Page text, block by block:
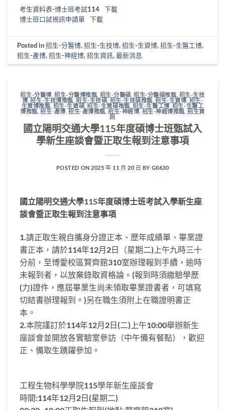
考生資料表-博士班考試114
下載
博士班口試視訊申請單
下載
Posted in招生-分醫博,招生-生技博,招生-生資博,招生-生醫工博,
招生-產博,招生-神經博,招生資訊,最新消息
招生-分醫博, 招生-分醫博推甄, 招生-分醫碩 ,招生-分醫碩推甄, 招生-生技
博,招生-生技博推甄, 招生-生技碩 招生-生技碩推甄,招生-生資博, 招生-
生資博推甄, 招生-生資碩 ,招生-生資碩推甄, 招生-生醫工博, 招生-生醫工
博推甄,招生-產博, 招生-產博推甄, 招生-神經博, 招生-神經博推甄,招生資
訊
國立陽明交通大學115年度碩博士班甄試入
學新生座談會暨正取生報到注意事項
POSTED ON2025 年 11 月 20 日 BY G0630
國立陽明交通大學115年度碩博士班考試入學新生座
談會暨正取生報到注意事項
1.請正取生親自攜身分證正本、歷年成績單、畢業證
書正本，請於114年12月2日（星期二)上午九時三十
分前，至博愛校區賢齊館310室辦理報到手續，逾時
未報到者，以放棄錄取資格論。(報到時須繳驗學歷
(力)證件，應屆畢業生尚未領取畢業證書者，可填寫
切結書辦理報到。)另在職生須附上在職證明書正
本。
2.本院謹訂於114年12月2日(二)上午10:00舉辦新生
座談會並開放各實驗室參訪（中午備有餐點），歡迎
正、備取生踴躍參加。
工程生物科學學院115學年新生座談會
時間:114年12月2日(星期二)